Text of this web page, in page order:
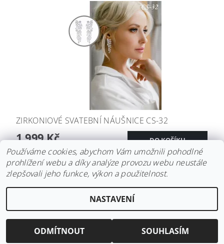
ZIRKONIOVÉ SVATEBNÍ NÁUŠNICE CS-32
1 999 Kč
Svatební doplňky BRIANNA , všechna práva vyhrazena
cookies
Používáme cookies, abychom Vám umožnili pohodlné
prohlížení webu a díky analýze provozu webu neustále
zlepšovali jeho funkce, výkon a použitelnost.
NASTAVENÍ
ODMÍTNOUT SOUHLASÍM